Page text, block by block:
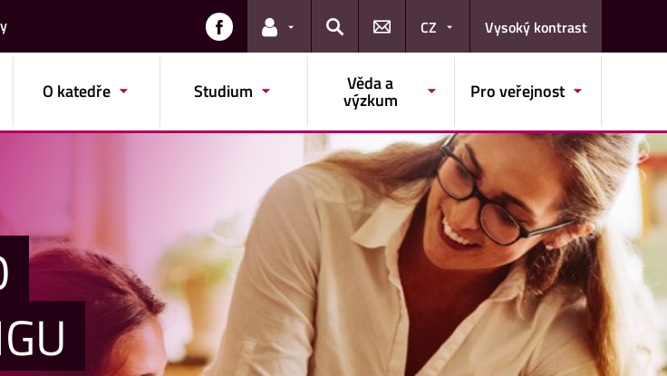
Odkazy pro uživatele
Hledat
CZ Vysoký kontrast
O katedře Studium Věda a
výzkum Pro veřejnost